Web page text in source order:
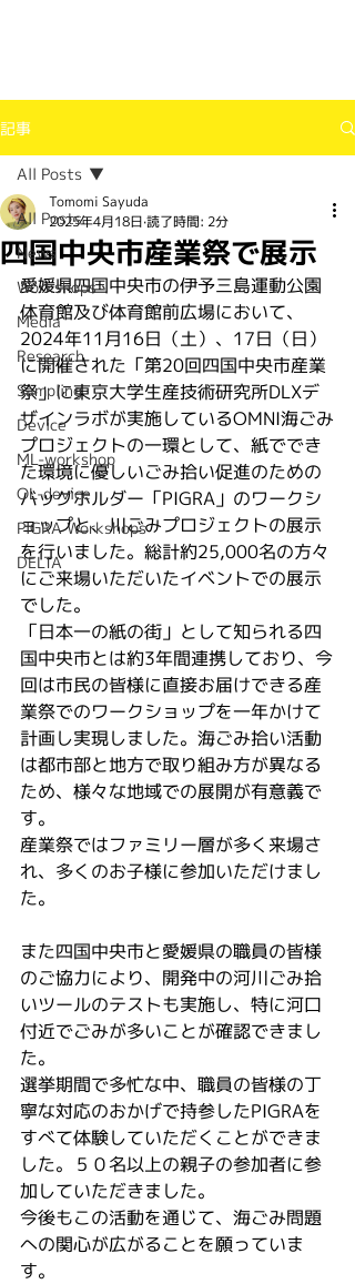
記事
All Posts
News
Workshops
Media
Research
Sampling
Device
ML-workshop
OL-device
PIGRA Workshops
DELTA
All Posts
四国中央市産業祭で展示
Tomomi Sayuda
2025年4月18日 読了時間: 2分
愛媛県四国中央市の伊予三島運動公園
体育館及び体育館前広場において、
2024年11月16日（土）、17日（日）
に開催された「第20回四国中央市産業
祭」に東京大学生産技術研究所DLXデ
ザインラボが実施しているOMNI海ごみ
プロジェクトの一環として、紙ででき
た環境に優しいごみ拾い促進のための
バッグホルダー「PIGRA」のワークシ
ョップと、川ごみプロジェクトの展示
を行いました。総計約25,000名の方々
にご来場いただいたイベントでの展示
でした。
「日本一の紙の街」として知られる四
国中央市とは約3年間連携しており、今
回は市民の皆様に直接お届けできる産
業祭でのワークショップを一年かけて
計画し実現しました。海ごみ拾い活動
は都市部と地方で取り組み方が異なる
ため、様々な地域での展開が有意義で
す。
産業祭ではファミリー層が多く来場さ
れ、多くのお子様に参加いただけまし
た。
また四国中央市と愛媛県の職員の皆様
のご協力により、開発中の河川ごみ拾
いツールのテストも実施し、特に河口
付近でごみが多いことが確認できまし
た。
選挙期間で多忙な中、職員の皆様の丁
寧な対応のおかげで持参したPIGRAを
すべて体験していただくことができま
した。５０名以上の親子の参加者に参
加していただきました。
今後もこの活動を通じて、海ごみ問題
への関心が広がることを願っていま
す。